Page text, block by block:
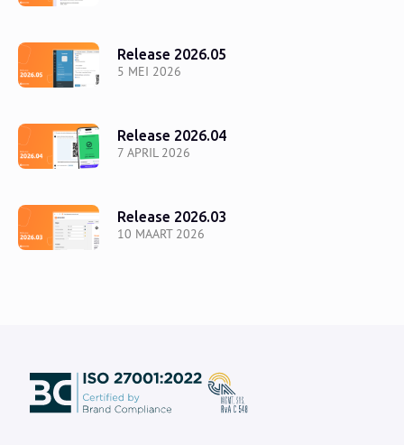
5 MEI 2026
Release 2026.05
7 APRIL 2026
Release 2026.04
10 MAART 2026
Release 2026.03